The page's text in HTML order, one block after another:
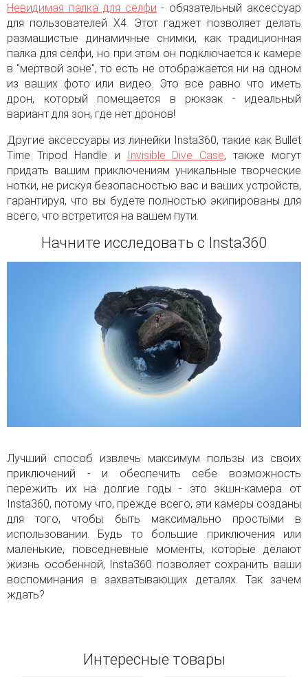
Невидимая палка для селфи - обязательный аксессуар
для пользователей X4. Этот гаджет позволяет делать
размашистые динамичные снимки, как традиционная
палка для селфи, но при этом он подключается к камере
в "мертвой зоне", то есть не отображается ни на одном
из ваших фото или видео. Это все равно что иметь
дрон, который помещается в рюкзак - идеальный
вариант для зон, где нет дронов!
Другие аксессуары из линейки Insta360, такие как Bullet
Time Tripod Handle и
Invisible Dive Case, также могут
придать вашим приключениям уникальные творческие
нотки, не рискуя безопасностью вас и ваших устройств,
гарантируя, что вы будете полностью экипированы для
всего, что встретится на вашем пути.
Начните исследовать с Insta360
Лучший способ извлечь максимум пользы из своих
приключений - и обеспечить себе возможность
пережить их на долгие годы - это экшн-камера от
Insta360, потому что, прежде всего, эти камеры созданы
для того, чтобы быть максимально простыми в
использовании. Будь то большие приключения или
маленькие, повседневные моменты, которые делают
жизнь особенной, Insta360 позволяет сохранить ваши
воспоминания в захватывающих деталях. Так зачем
ждать?
Интересные товары